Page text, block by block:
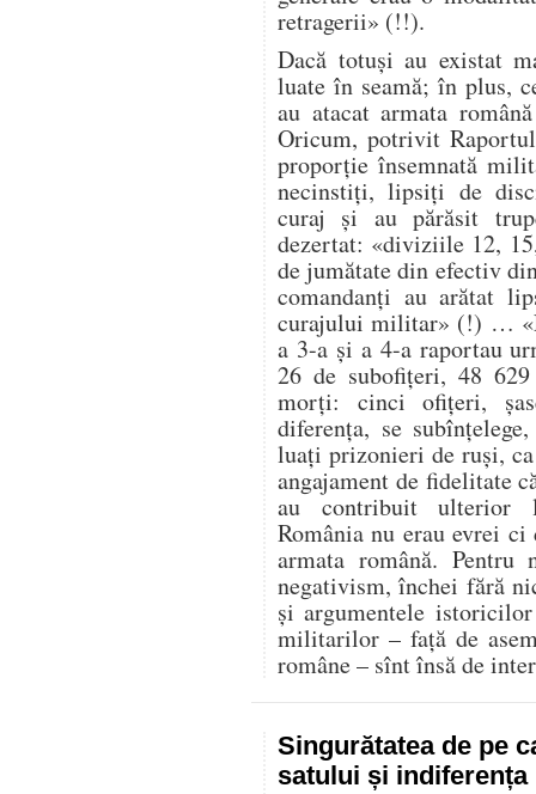
retragerii» (!!).
Dacă totuși au existat
luate în seamă; în plus,
au atacat armata
Oricum, potrivit
proporție însemnată
necinstiți, lipsiți de
curaj și au părăsit
dezertat: «diviziile 12,
de jumătate din efectiv
comandanți au arătat
curajului militar» (!) …
a 3-a și a 4-a raportau
26 de subofițeri, 48
morți: cinci ofițeri,
diferența, se
luați prizonieri de ruși,
angajament de fidelitate
au contribuit ulterior
România nu erau evrei
armata română.
negativism, închei fără
și argumentele
militarilor – față de
române – sînt însă de
Singurătatea de pe
satului și